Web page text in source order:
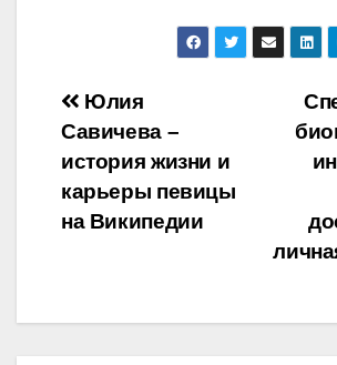
Навигация
по
записям
Юлия
Савичева –
история жизни и
карьеры певицы
на Википедии